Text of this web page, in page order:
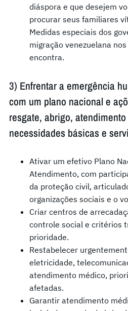
diáspora e que desejem
procurar seus familiares
Medidas especiais dos
migração venezuelana
encontra.
3) Enfrentar a emergência
com um plano nacional e
resgate, abrigo,
necessidades básicas e
Ativar um efetivo Plano
Atendimento, com
da proteção civil,
organizações sociais e o
Criar centros de
controle social e critérios
prioridade.
Restabelecer
eletricidade,
atendimento médico,
afetadas.
Garantir atendimento